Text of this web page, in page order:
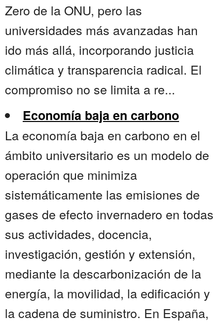
Zero de la ONU, pero las
universidades más avanzadas han
ido más allá, incorporando justicia
climática y transparencia radical. El
compromiso no se limita a re...
Economía baja en carbono
La economía baja en carbono en el
ámbito universitario es un modelo de
operación que minimiza
sistemáticamente las emisiones de
gases de efecto invernadero en todas
sus actividades, docencia,
investigación, gestión y extensión,
mediante la descarbonización de la
energía, la movilidad, la edificación y
la cadena de suministro. En España,